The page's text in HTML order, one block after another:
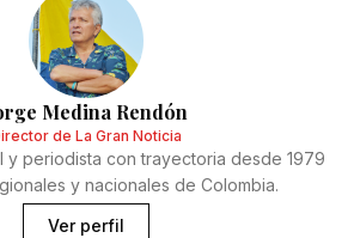
Medina Rendón
de La Gran Noticia
y periodista con trayectoria desde 1979
y nacionales de Colombia.
Ver perfil